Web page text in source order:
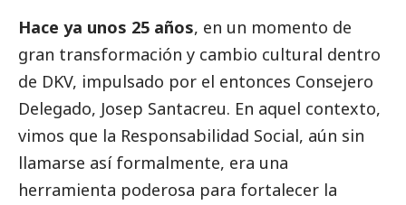
Hace ya unos 25 años, en un momento de
gran transformación y cambio cultural dentro
de DKV, impulsado por el entonces Consejero
Delegado, Josep Santacreu. En aquel contexto,
vimos que la Responsabilidad Social, aún sin
llamarse así formalmente, era una
herramienta poderosa para fortalecer la